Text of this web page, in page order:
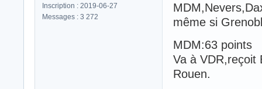
Inscription : 2019-06-27
Messages : 3 272
même si
MDM:63 points
Va à VDR,reçoit
Rouen.